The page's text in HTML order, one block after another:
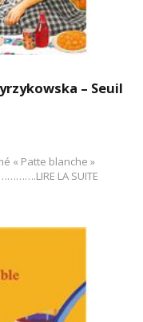
– Seuil
« Patte blanche »
LA SUITE